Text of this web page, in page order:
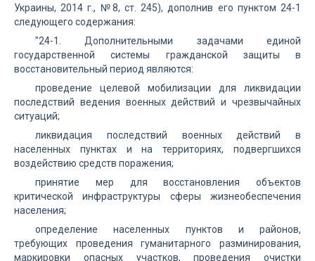
Украины, 2014 г., №8, ст. 245), дополнив его пунктом 24-1
следующего содержания:
"24-1. Дополнительными задачами единой
государственной системы гражданской защиты в
восстановительный период являются:
проведение целевой мобилизации для ликвидации
последствий ведения военных действий и чрезвычайных
ситуаций;
ликвидация последствий военных действий в
населенных пунктах и на территориях, подвергшихся
воздействию средств поражения;
принятие мер для восстановления объектов
критической инфраструктуры сферы жизнеобеспечения
населения;
определение населенных пунктов и районов,
требующих проведения гуманитарного разминирования,
маркировки опасных участков, проведения очистки